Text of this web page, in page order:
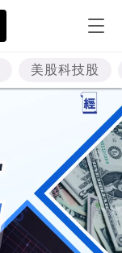
美股科技股